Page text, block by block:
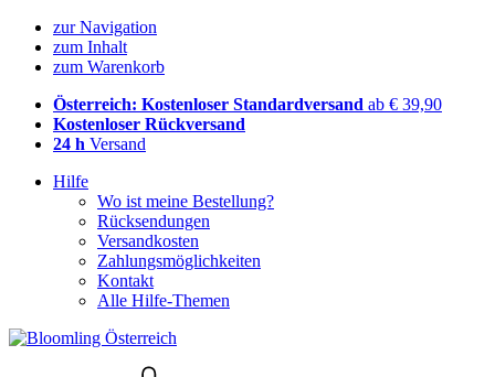
zur Navigation
zum Inhalt
zum Warenkorb
Österreich: Kostenloser Standardversand ab € 39,90
Kostenloser Rückversand
24 h Versand
Hilfe
Wo ist meine Bestellung?
Rücksendungen
Versandkosten
Zahlungsmöglichkeiten
Kontakt
Alle Hilfe-Themen